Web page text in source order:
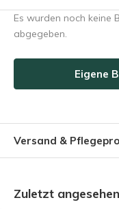
Es wurden noch keine
abgegeben.
Eigene
Versand &
Zuletzt angesehen